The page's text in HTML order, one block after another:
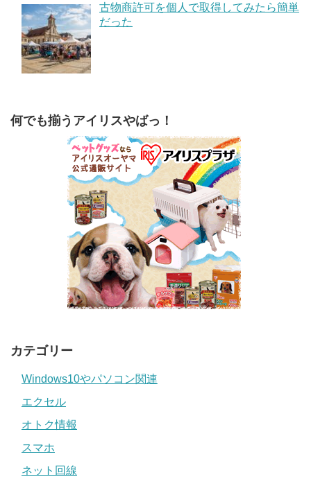
古物商許可を個人で取得してみたら簡単
だった
何でも揃うアイリスやばっ！
カテゴリー
Windows10やパソコン関連
エクセル
オトク情報
スマホ
ネット回線